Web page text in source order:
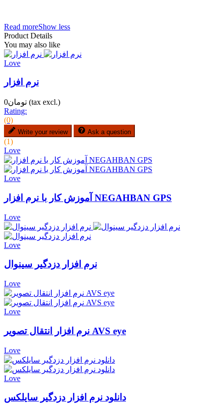
Read moreShow less
Product Details
You may also like
Love
نرم افزار
تومان0 (tax excl.)
Rating:
(0)
Write your review Ask a question
(1)
Love
Love
آموزش کار با نرم افزار NEGAHBAN GPS
Love
Love
نرم افزار دزدگیر سینوال
Love
Love
نرم افزار انتقال تصویر AVS eye
Love
Love
دانلود نرم افزار دزدگیر سایلکس